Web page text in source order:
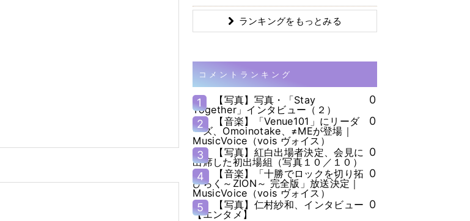
ランキングをもっとみる
コメントランキング
1
【写真】写真・「Stay
Together」インタビュー（２）
0
2
【音楽】「Venue101」にリーダ
ーズ、Omoinotake、≠MEが登場｜
MusicVoice（vois ヴォイス）
0
3
【写真】紅白出場者決定、会見に
出席した初出場組（写真１０／１０）
0
4
【音楽】「十勝でロックを切り拓
ひらく～ZION～ 完全版」放送決定｜
MusicVoice（vois ヴォイス）
0
5
【写真】仁村紗和、インタビュー
【エンタメ】
0